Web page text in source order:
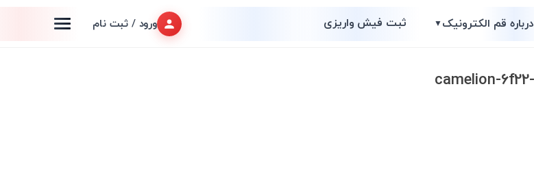
درباره قم الکترونیک▼ ثبت فیش واریزی ورود / ثبت نام